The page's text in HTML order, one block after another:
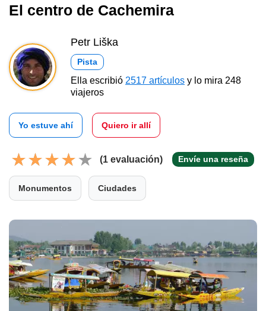
El centro de Cachemira
Petr Liška
Pista
Ella escribió 2517 artículos y lo mira 248
viajeros
Yo estuve ahí Quiero ir allí
(1 evaluación) Envíe una reseña
Monumentos Ciudades